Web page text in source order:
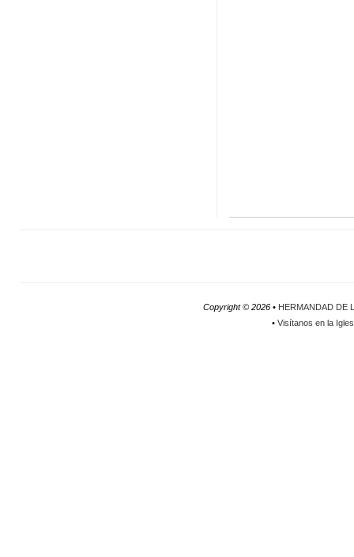
Copyright ©2026 • HERMANDAD DE
•Visítanos en la